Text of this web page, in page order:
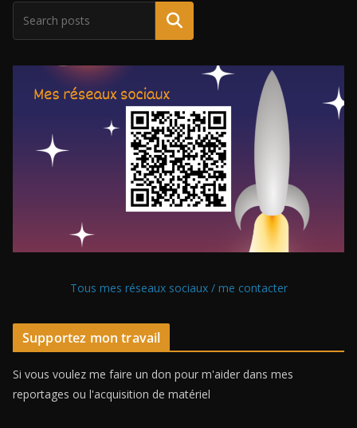
Tous mes réseaux sociaux / me contacter
Supportez mon travail
Si vous voulez me faire un don pour m'aider dans mes
reportages ou l'acquisition de matériel